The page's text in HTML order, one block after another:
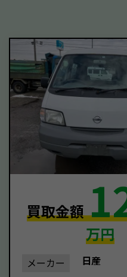
買取金額
万円
メーカー
日産